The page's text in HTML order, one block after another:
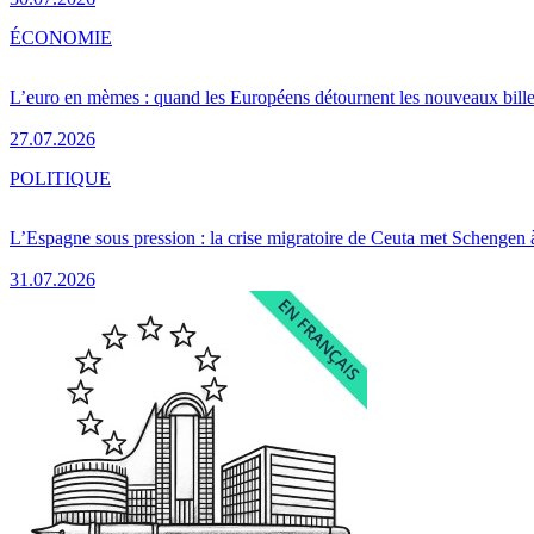
L’euro en mèmes : quand les Européens détournent les nouveaux
27.07.2026
ÉCONOMIE
L’Espagne sous pression : la crise migratoire de Ceuta met Schengen
31.07.2026
POLITIQUE